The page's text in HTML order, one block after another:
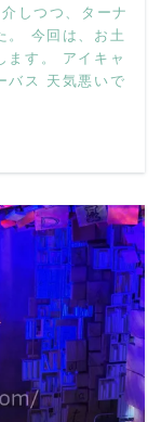
しつつ、ターナ
。 今回は、お土
ます。 アイキャ
バス 天気悪いで